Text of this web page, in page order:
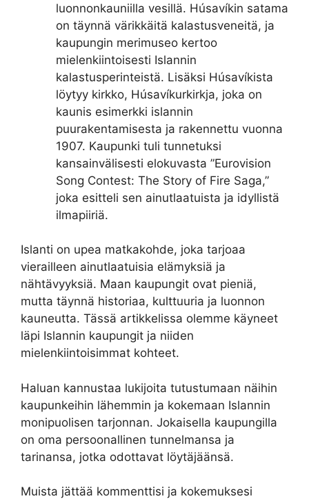
luonnonkauniilla vesillä. Húsavíkin satama
on täynnä värikkäitä kalastusveneitä, ja
kaupungin merimuseo kertoo
mielenkiintoisesti Islannin
kalastusperinteistä. Lisäksi Húsavíkista
löytyy kirkko, Húsavíkurkirkja, joka on
kaunis esimerkki islannin
puurakentamisesta ja rakennettu vuonna
1907. Kaupunki tuli tunnetuksi
kansainvälisesti elokuvasta ”Eurovision
Song Contest: The Story of Fire Saga,”
joka esitteli sen ainutlaatuista ja idyllistä
ilmapiiriä.
Islanti on upea matkakohde, joka tarjoaa
vierailleen ainutlaatuisia elämyksiä ja
nähtävyyksiä. Maan kaupungit ovat pieniä,
mutta täynnä historiaa, kulttuuria ja luonnon
kauneutta. Tässä artikkelissa olemme käyneet
läpi Islannin kaupungit ja niiden
mielenkiintoisimmat kohteet.
Haluan kannustaa lukijoita tutustumaan näihin
kaupunkeihin lähemmin ja kokemaan Islannin
monipuolisen tarjonnan. Jokaisella kaupungilla
on oma persoonallinen tunnelmansa ja
tarinansa, jotka odottavat löytäjäänsä.
Muista jättää kommenttisi ja kokemuksesi